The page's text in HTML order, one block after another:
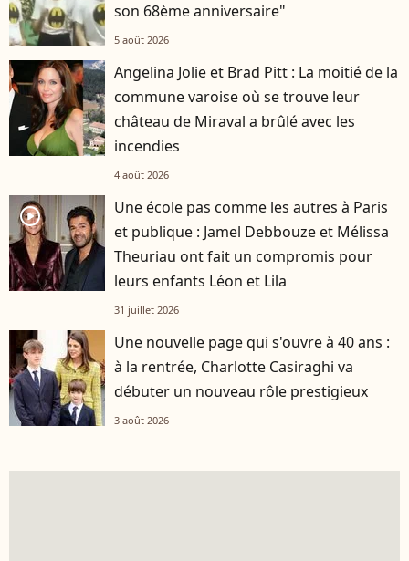
son 68ème anniversaire"
5 août 2026
Angelina Jolie et Brad Pitt : La moitié de la
commune varoise où se trouve leur
château de Miraval a brûlé avec les
incendies
4 août 2026
player2
Une école pas comme les autres à Paris
et publique : Jamel Debbouze et Mélissa
Theuriau ont fait un compromis pour
leurs enfants Léon et Lila
31 juillet 2026
Une nouvelle page qui s'ouvre à 40 ans :
à la rentrée, Charlotte Casiraghi va
débuter un nouveau rôle prestigieux
3 août 2026